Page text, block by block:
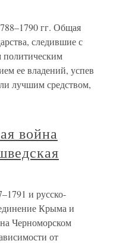
гг. Общая
следившие с
политическим
ее владений, успев
лучшим средством,
война
и русско-
Крыма и
Черноморском
от